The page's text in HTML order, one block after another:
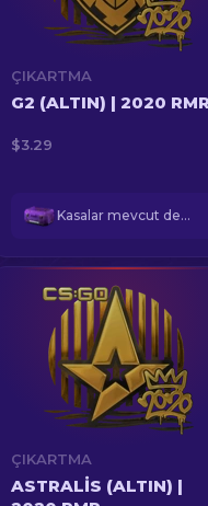
ÇIKARTMA
G2 (ALTIN) | 2020 RMR
$3.29
Kasalar mevcut değil
ÇIKARTMA
ASTRALIS (ALTIN) |